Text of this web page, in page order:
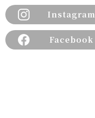
Instagram
Facebook